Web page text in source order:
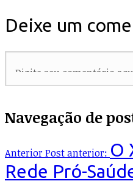
Deixe um
Navegação de
AnteriorPost anterior: O
Rede Pró-